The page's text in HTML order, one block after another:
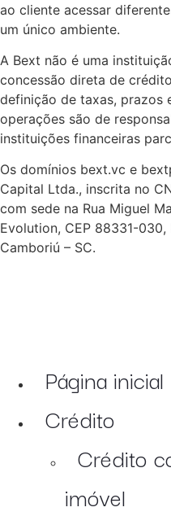
ao cliente acessar
um único ambiente.
A Bext não é uma
concessão direta de
definição de taxas, prazos
operações são de
instituições financeiras
Os domínios bext.vc e
Capital Ltda., inscrita no
com sede na Rua Miguel
Evolution, CEP 88331-
Camboriú – SC.
Página inicial
Crédito
Crédito
imóvel